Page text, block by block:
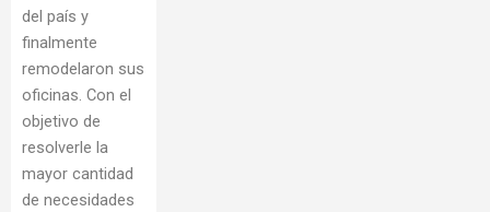
del país y
finalmente
remodelaron sus
oficinas. Con el
objetivo de
resolverle la
mayor cantidad
de necesidades